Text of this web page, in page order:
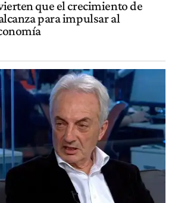
que el crecimiento de
para impulsar al